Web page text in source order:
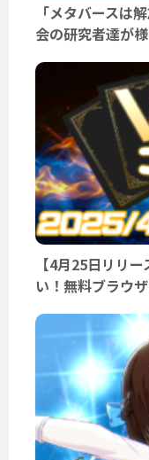
「メタバースは
会の研究者達が
【4月25日リリ
い！無料ブラウ